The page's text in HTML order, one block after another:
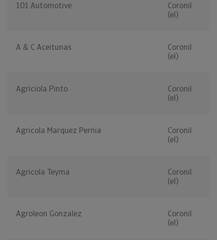
101 Automotive
Coronil
(el)
A & C Aceitunas
Coronil
(el)
Agriciola Pinto
Coronil
(el)
Agricola Marquez Pernia
Coronil
(el)
Agricola Teyma
Coronil
(el)
Agroleon Gonzalez
Coronil
(el)